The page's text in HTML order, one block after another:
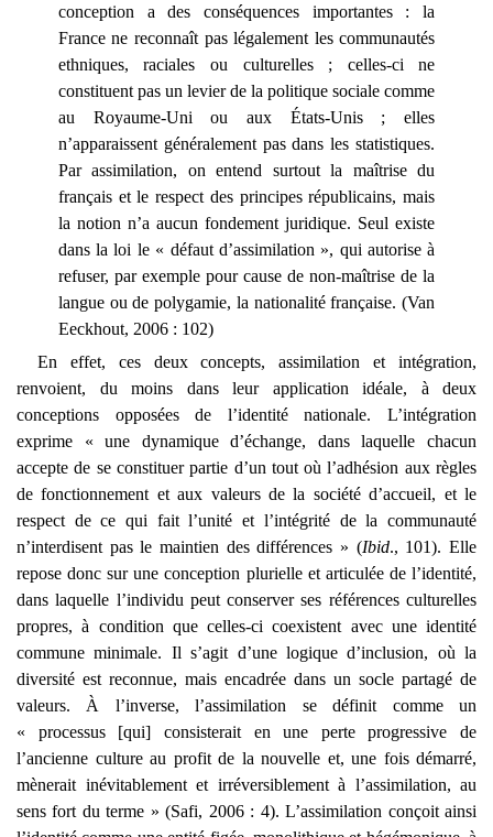
conception a des conséquences importantes : la
France ne reconnaît pas légalement les communautés
ethniques, raciales ou culturelles ; celles-ci ne
constituent pas un levier de la politique sociale comme
au Royaume-Uni ou aux États-Unis ; elles
n’apparaissent généralement pas dans les statistiques.
Par assimilation, on entend surtout la maîtrise du
français et le respect des principes républicains, mais
la notion n’a aucun fondement juridique. Seul existe
dans la loi le « défaut d’assimilation », qui autorise à
refuser, par exemple pour cause de non-maîtrise de la
langue ou de polygamie, la nationalité française. (Van
Eeckhout, 2006 : 102)
En effet, ces deux concepts, assimilation et intégration,
renvoient, du moins dans leur application idéale, à deux
conceptions opposées de l’identité nationale. L’intégration
exprime « une dynamique d’échange, dans laquelle chacun
accepte de se constituer partie d’un tout où l’adhésion aux règles
de fonctionnement et aux valeurs de la société d’accueil, et le
respect de ce qui fait l’unité et l’intégrité de la communauté
n’interdisent pas le maintien des différences » (Ibid., 101). Elle
repose donc sur une conception plurielle et articulée de l’identité,
dans laquelle l’individu peut conserver ses références culturelles
propres, à condition que celles-ci coexistent avec une identité
commune minimale. Il s’agit d’une logique d’inclusion, où la
diversité est reconnue, mais encadrée dans un socle partagé de
valeurs. À l’inverse, l’assimilation se définit comme un
« processus [qui] consisterait en une perte progressive de
l’ancienne culture au profit de la nouvelle et, une fois démarré,
mènerait inévitablement et irréversiblement à l’assimilation, au
sens fort du terme » (Safi, 2006 : 4). L’assimilation conçoit ainsi